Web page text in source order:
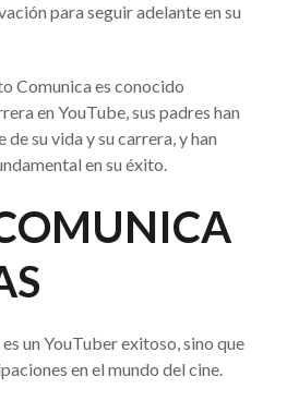
para seguir adelante en su
Comunica es conocido
en YouTube, sus padres han
su vida y su carrera, y han
en su éxito.
un YouTuber exitoso, sino que
en el mundo del cine.